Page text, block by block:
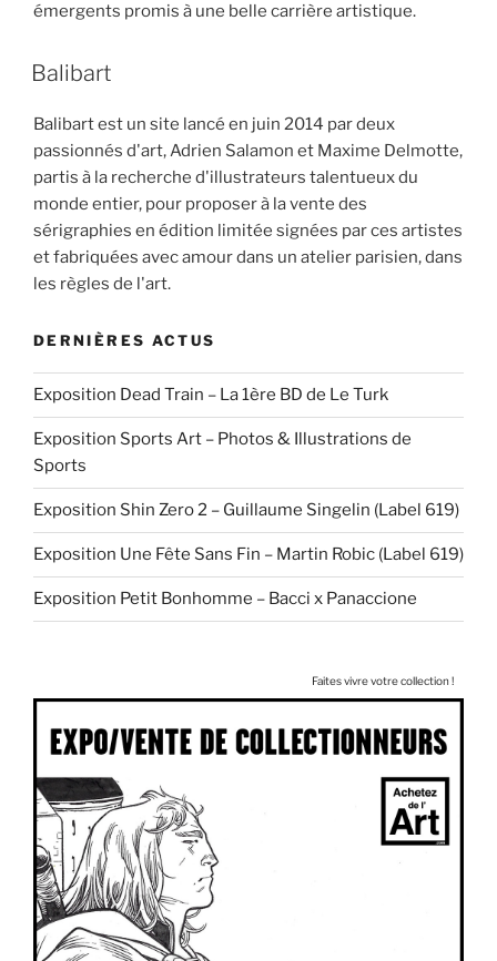
émergents promis à une belle carrière artistique.
Balibart
Balibart est un site lancé en juin 2014 par deux
passionnés d'art, Adrien Salamon et Maxime Delmotte,
partis à la recherche d'illustrateurs talentueux du
monde entier, pour proposer à la vente des
sérigraphies en édition limitée signées par ces artistes
et fabriquées avec amour dans un atelier parisien, dans
les règles de l'art.
DERNIÈRES ACTUS
Exposition Dead Train – La 1ère BD de Le Turk
Exposition Sports Art – Photos & Illustrations de
Sports
Exposition Shin Zero 2 – Guillaume Singelin (Label 619)
Exposition Une Fête Sans Fin – Martin Robic (Label 619)
Exposition Petit Bonhomme – Bacci x Panaccione
Faites vivre votre collection !